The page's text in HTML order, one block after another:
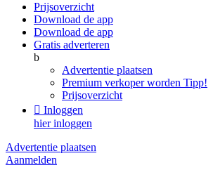
Prijsoverzicht
Download de app
Download de app
Gratis adverteren
b
Advertentie plaatsen
Premium verkoper worden Tipp!
Prijsoverzicht
 Inloggen
hier inloggen
Advertentie plaatsen
Aanmelden